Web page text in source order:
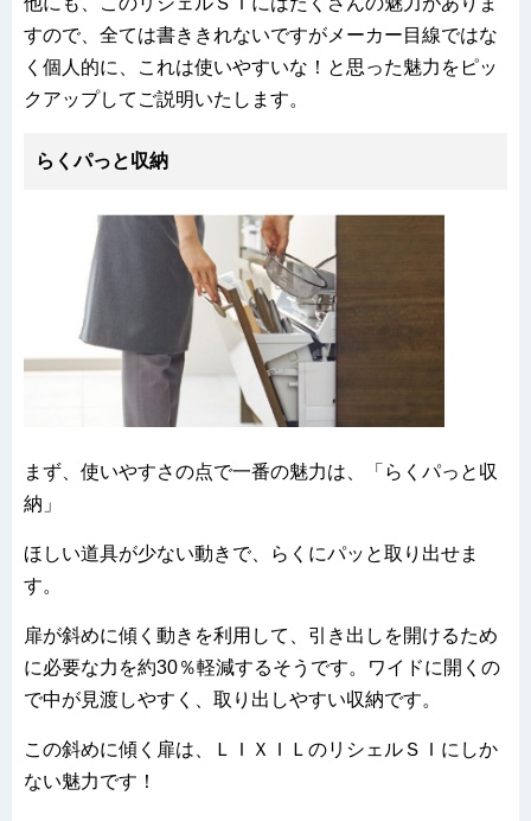
すので、全ては書ききれないですがメーカー目線ではな
く個人的に、これは使いやすいな！と思った魅力をピッ
クアップしてご説明いたします。
らくパっと収納
まず、使いやすさの点で一番の魅力は、「らくパっと収
納」
ほしい道具が少ない動きで、らくにパッと取り出せま
す。
扉が斜めに傾く動きを利用して、引き出しを開けるため
に必要な力を約30％軽減するそうです。ワイドに開くの
で中が見渡しやすく、取り出しやすい収納です。
この斜めに傾く扉は、ＬＩＸＩＬのリシェルＳＩにしか
ない魅力です！